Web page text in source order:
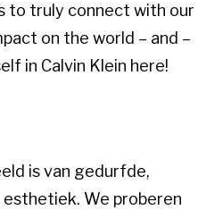
to truly connect with our
on the world – and –
in Calvin Klein here!
is van gedurfde,
esthetiek. We proberen